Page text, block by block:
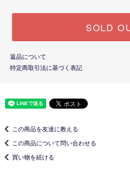
SOLD
返品について
特定商取引法に基づく表記
この商品を友達に教える
この商品について問い合わせる
買い物を続ける